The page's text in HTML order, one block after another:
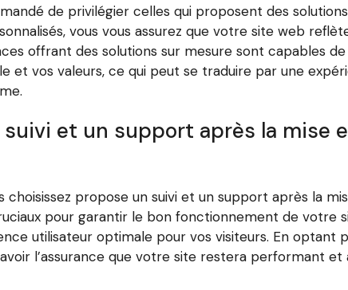
de privilégier celles qui proposent des
vous vous assurez que votre site web
offrant des solutions sur mesure sont capables
vos valeurs, ce qui peut se traduire par une
et un support après la mise
choisissez propose un suivi et un support après la
pour garantir le bon fonctionnement de votre
utilisateur optimale pour vos visiteurs. En optant
l’assurance que votre site restera performant et